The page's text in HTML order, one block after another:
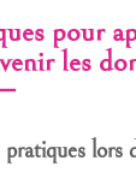
pour
les
pratiques lors